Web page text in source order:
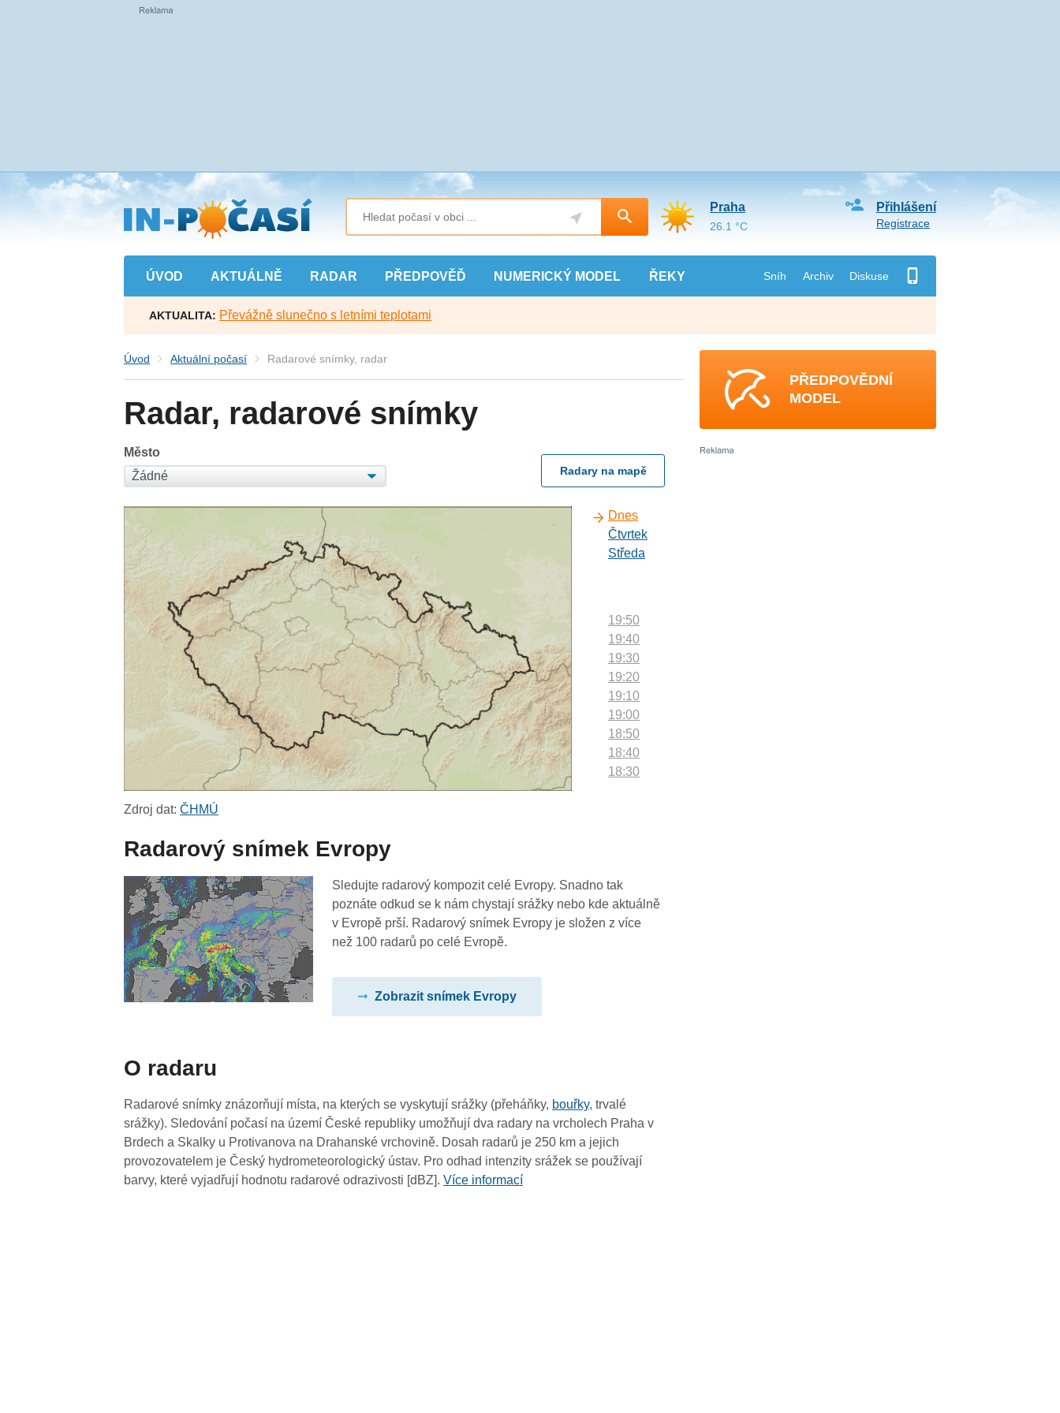
Přejít
na
hlavní
obsah
ÚVOD AKTUÁLNĚ RADAR PŘEDPOVĚĎ NUMERICKÝ MODEL ŘEKY Sníh Archiv Diskuse
Přihlášení
Registrace
Praha
26.1 °C
AKTUALITA: Převážně slunečno s letními teplotami
Úvod Aktuální počasí Radarové snímky, radar
Radar, radarové snímky
Město
Radary na mapě
Dnes
Čtvrtek
Středa
19:50
19:40
19:30
19:20
19:10
19:00
18:50
18:40
18:30
17:30
17:20
17:10
15:30
15:20
15:10
15:00
Zdroj dat:ČHMÚ
Radarový snímek Evropy
Sledujte radarový kompozit celé Evropy. Snadno tak
poznáte odkud se k nám chystají srážky nebo kde aktuálně
v Evropě prší. Radarový snímek Evropy je složen z více
než 100 radarů po celé Evropě.
Zobrazit snímek Evropy
O radaru
Radarové snímky znázorňují místa, na kterých se vyskytují srážky (přeháňky, bouřky, trvalé
srážky). Sledování počasí na území České republiky umožňují dva radary na vrcholech Praha v
Brdech a Skalky u Protivanova na Drahanské vrchovině. Dosah radarů je 250 km a jejich
provozovatelem je Český hydrometeorologický ústav. Pro odhad intenzity srážek se používají
barvy, které vyjadřují hodnotu radarové odrazivosti [dBZ].Více informací
PŘEDPOVĚDNÍ
MODEL